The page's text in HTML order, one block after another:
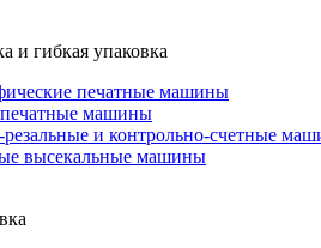
и гибкая упаковка
печатные машины
машины
и контрольно-счетные
высекальные машины